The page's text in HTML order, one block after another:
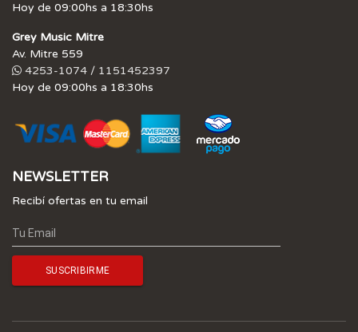
Hoy de 09:00hs a 18:30hs
Grey Music Mitre
Av. Mitre 559
4253-1074 / 1151452397
Hoy de 09:00hs a 18:30hs
NEWSLETTER
Recibí ofertas en tu email